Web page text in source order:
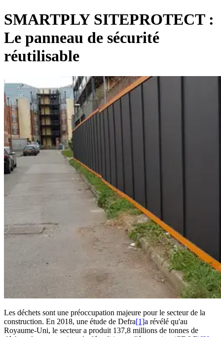
SMARTPLY SITEPROTECT :
Le panneau de sécurité
réutilisable
Les déchets sont une préoccupation majeure pour le secteur de la
construction. En 2018, une étude de Defra[1]a révélé qu'au
Royaume-Uni, le secteur a produit 137,8 millions de tonnes de